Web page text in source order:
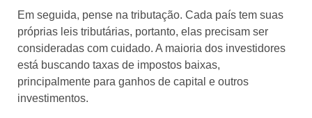
Em seguida, pense na tributação. Cada país tem suas
próprias leis tributárias, portanto, elas precisam ser
consideradas com cuidado. A maioria dos investidores
está buscando taxas de impostos baixas,
principalmente para ganhos de capital e outros
investimentos.